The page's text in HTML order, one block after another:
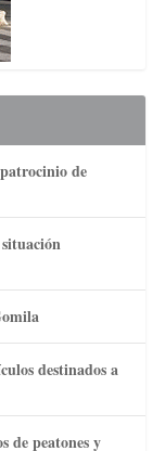
de
destinados a
de peatones y